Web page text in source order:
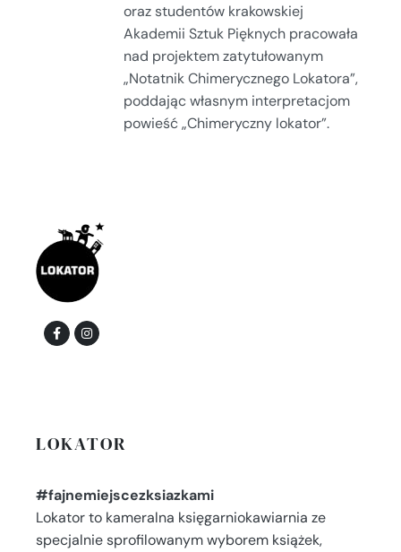
oraz studentów krakowskiej
Akademii Sztuk Pięknych pracowała
nad projektem zatytułowanym
„Notatnik Chimerycznego Lokatora”,
poddając własnym interpretacjom
powieść „Chimeryczny lokator”.
LOKATOR
#fajnemiejscezksiazkami
Lokator to kameralna księgarniokawiarnia ze
specjalnie sprofilowanym wyborem książek,